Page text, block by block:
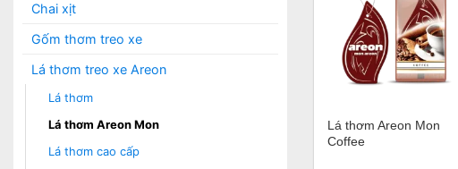
Chai xịt
Gốm thơm treo xe
Lá thơm treo xe Areon
Lá thơm
Lá thơm Areon Mon
Lá thơm cao cấp
Lá thơm Areon Mon
Coffee